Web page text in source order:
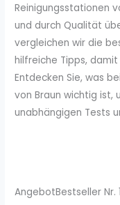
Reinigungsstationen
und durch Qualität
vergleichen wir die
hilfreiche Tipps,
Entdecken Sie, was
von Braun wichtig ist,
unabhängigen Tests
AngebotBestseller Nr. 1